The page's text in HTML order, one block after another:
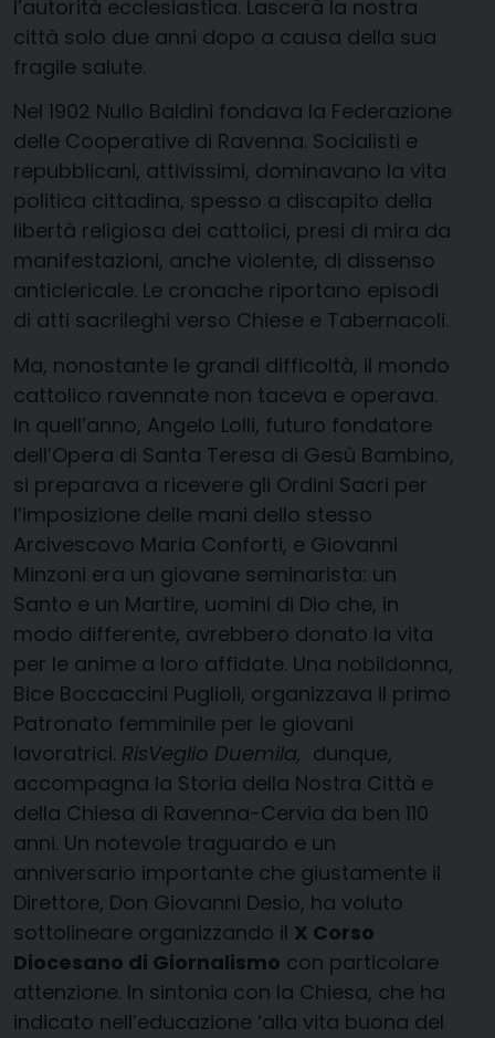
l’autorità ecclesiastica. Lascerà la nostra
città solo due anni dopo a causa della sua
fragile salute.
Nel 1902 Nullo Baldini fondava la Federazione
delle Cooperative di Ravenna. Socialisti e
repubblicani, attivissimi, dominavano la vita
politica cittadina, spesso a discapito della
libertà religiosa dei cattolici, presi di mira da
manifestazioni, anche violente, di dissenso
anticlericale. Le cronache riportano episodi
di atti sacrileghi verso Chiese e Tabernacoli.
Ma, nonostante le grandi difficoltà, il mondo
cattolico ravennate non taceva e operava.
In quell’anno, Angelo Lolli, futuro fondatore
dell’Opera di Santa Teresa di Gesù Bambino,
si preparava a ricevere gli Ordini Sacri per
l’imposizione delle mani dello stesso
Arcivescovo Maria Conforti, e Giovanni
Minzoni era un giovane seminarista: un
Santo e un Martire, uomini di Dio che, in
modo differente, avrebbero donato la vita
per le anime a loro affidate. Una nobildonna,
Bice Boccaccini Puglioli, organizzava il primo
Patronato femminile per le giovani
lavoratrici. RisVeglio Duemila, dunque,
accompagna la Storia della Nostra Città e
della Chiesa di Ravenna-Cervia da ben 110
anni. Un notevole traguardo e un
anniversario importante che giustamente il
Direttore, Don Giovanni Desio, ha voluto
sottolineare organizzando il X Corso
Diocesano di Giornalismo con particolare
attenzione. In sintonia con la Chiesa, che ha
indicato nell’educazione ‘alla vita buona del